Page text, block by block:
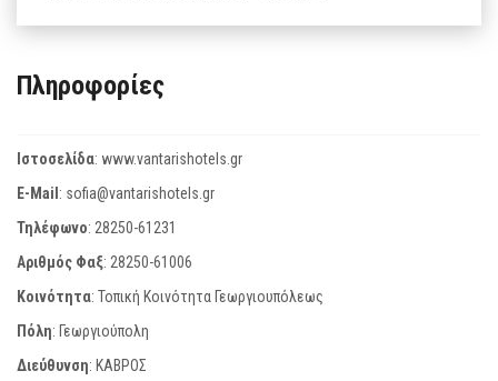
Πληροφορίες
Ιστοσελίδα: www.vantarishotels.gr
E-Mail: sofia@vantarishotels.gr
Τηλέφωνο: 28250-61231
Αριθμός Φαξ: 28250-61006
Κοινότητα: Τοπική Κοινότητα Γεωργιουπόλεως
Πόλη: Γεωργιούπολη
Διεύθυνση: ΚΑΒΡΟΣ